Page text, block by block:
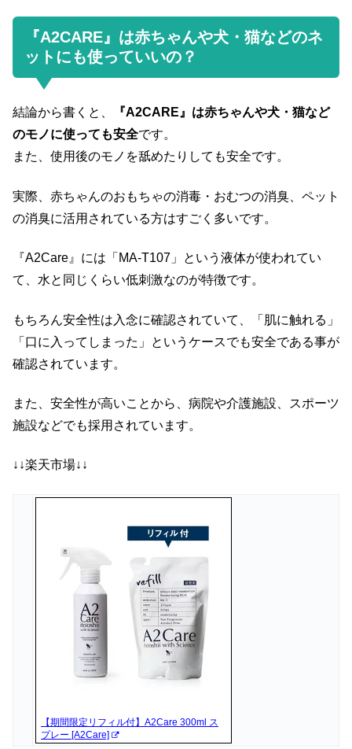
『A2CARE』は赤ちゃんや犬・猫などのネ
ットにも使っていいの？
結論から書くと、
『A2CARE』は赤ちゃんや犬・猫など
のモノに使っても安全です。
また、使用後のモノを舐めたりしても安全です。
実際、赤ちゃんのおもちゃの消毒・おむつの消臭、ペット
の消臭に活用されている方はすごく多いです。
『A2Care』には「MA-T107」という液体が使われてい
て、水と同じくらい低刺激なのが特徴です。
もちろん安全性は入念に確認されていて、「肌に触れる」
「口に入ってしまった」というケースでも安全である事が
確認されています。
また、安全性が高いことから、病院や介護施設、スポーツ
施設などでも採用されています。
↓↓楽天市場↓↓
【期間限定リフィル付】A2Care 300ml ス
プレー [A2Care]